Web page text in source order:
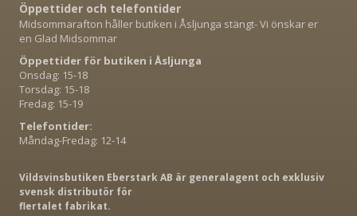
Öppettider och telefontider
Midsommarafton håller butiken i Åsljunga stängt- Vi önskar er
en Glad Midsommar
Öppettider för butiken i Åsljunga
Onsdag: 15-18
Torsdag: 15-18
Fredag: 15-19
Telefontider:
Måndag-Fredag: 12-14
Vildsvinsbutiken Eberstark AB är generalagent och exklusiv
svensk distributör för
flertalet fabrikat.